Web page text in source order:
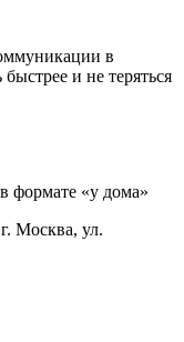
в
и не теряться
формате «у дома»
Москва, ул.